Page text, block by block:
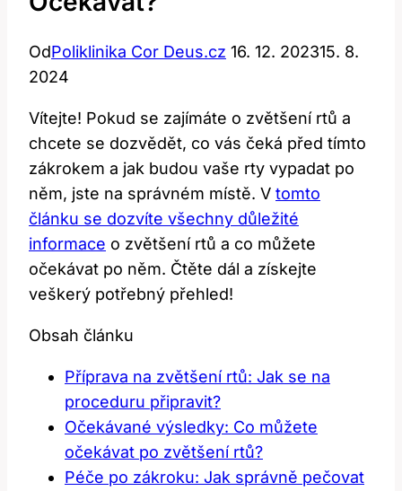
OdPoliklinika Cor Deus.cz 16. 12. 202315. 8.
2024
Vítejte! Pokud se zajímáte o zvětšení rtů a
chcete se dozvědět, co vás čeká před tímto
zákrokem a jak budou vaše rty vypadat po
něm, jste na správném místě. V tomto
článku se dozvíte všechny důležité
informace o zvětšení rtů a co můžete
očekávat po něm. Čtěte dál a získejte
veškerý potřebný přehled!
Obsah článku
Příprava na zvětšení rtů: Jak se na
proceduru připravit?
Očekávané výsledky: Co můžete
očekávat po zvětšení rtů?
Péče po zákroku: Jak správně pečovat